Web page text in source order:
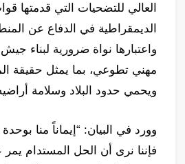
العالي للتضحيات التي قدمتها
الديمقراطية في الدفاع عن
واعتبارها نواة ضرورية لبناء
مهني تطوعي، بما يمثل حقيقة
ويحمي حدود البلاد وسلامة
وورد في البيان: “إيماناً منا
فإننا نرى أن الحل المستدام يمر